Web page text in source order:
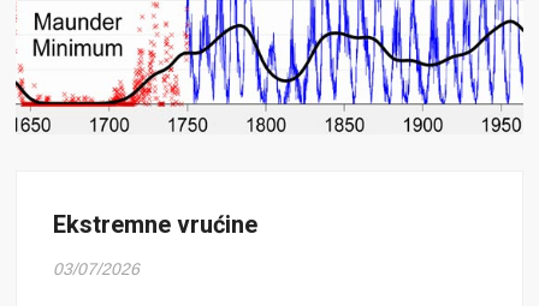
Ekstremne vrućine
03/07/2026